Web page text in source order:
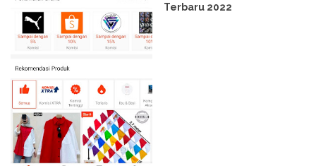
Terbaru 2022